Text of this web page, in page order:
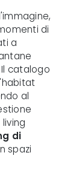
di
a
catalogo
al
di
spazi